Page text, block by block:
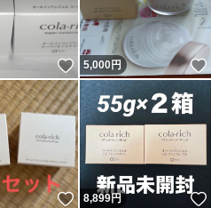
いいね！
5,000円
いいね！
8,899円